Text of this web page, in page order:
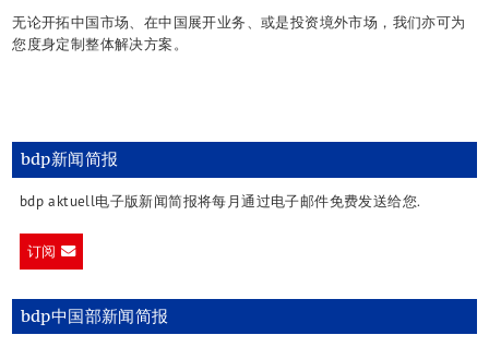
无论开拓中国市场、在中国展开业务、或是投资境外市场，我们亦可为
您度身定制整体解决方案。
bdp新闻简报
bdp aktuell电子版新闻简报将每月通过电子邮件免费发送给您.
订阅
bdp中国部新闻简报